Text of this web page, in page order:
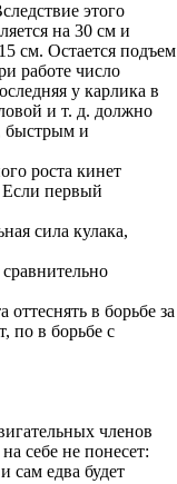
этого
на 30 см и
см. Остается подъем
работе число
у карлика в
и т. д. должно
быстрым и
роста кинет
Если первый
сила кулака,
в борьбе за
по в борьбе с
членов
себе не понесет:
сам едва будет